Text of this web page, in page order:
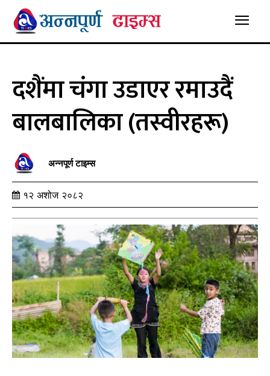
दशैंमा चंगा उडाएर रमाउदैं
बालबालिका (तस्वीरहरू)
अन्नपूर्ण टाइम्स
१२ अशोज २०८२